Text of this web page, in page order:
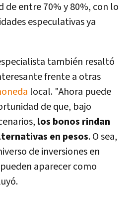
de entre 70% y 80%, con lo
especulativas ya
también resaltó
frente a otras
local. "Ahora puede
de que, bajo
los bonos rindan
en pesos. O sea,
de inversiones en
pueden aparecer como